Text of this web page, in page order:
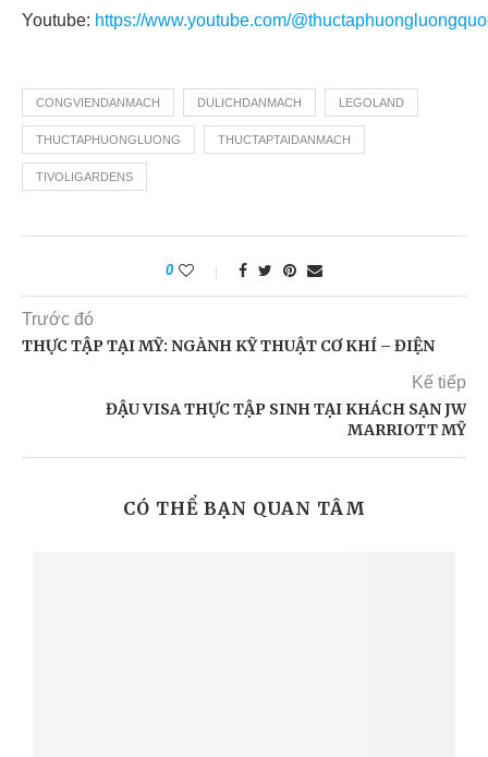
Youtube: https://www.youtube.com/
CONGVIENDANMACH DULICHDANMACH LEGOLAND
THUCTAPHUONGLUONG THUCTAPTAIDANMACH
TIVOLIGARDENS
0
Trước đó
THỰC TẬP TẠI MỸ: NGÀNH KỸ THUẬT CƠ KHÍ – ĐIỆN
Kế tiếp
ĐẬU VISA THỰC TẬP SINH TẠI KHÁCH SẠN JW
MARRIOTT MỸ
CÓ THỂ BẠN QUAN TÂM